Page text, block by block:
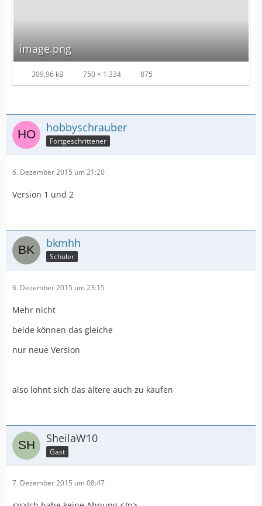
image.png
309,96 kB 750 × 1.334 875
hobbyschrauber
Fortgeschrittener
6. Dezember 2015 um 21:20
Version 1 und 2
bkmhh
Schüler
6. Dezember 2015 um 23:15
Mehr nicht
beide können das gleiche
nur neue Version
also lohnt sich das ältere auch zu kaufen
SheilaW10
Gast
7. Dezember 2015 um 08:47